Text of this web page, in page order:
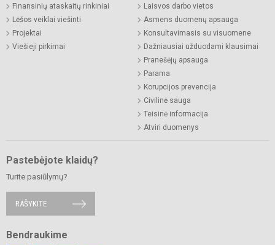
Finansinių ataskaitų rinkiniai
Lėšos veiklai viešinti
Projektai
Viešieji pirkimai
Laisvos darbo vietos
Asmens duomenų apsauga
Konsultavimasis su visuomene
Dažniausiai užduodami klausimai
Pranešėjų apsauga
Parama
Korupcijos prevencija
Civilinė sauga
Teisinė informacija
Atviri duomenys
Pastebėjote klaidų?
Turite pasiūlymų?
RAŠYKITE
Bendraukime